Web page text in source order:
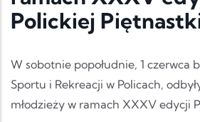
Polickiej
W sobotnie popołudnie, 1 czerwca
Sportu i Rekreacji w Policach,
młodzieży w ramach XXXV edycji